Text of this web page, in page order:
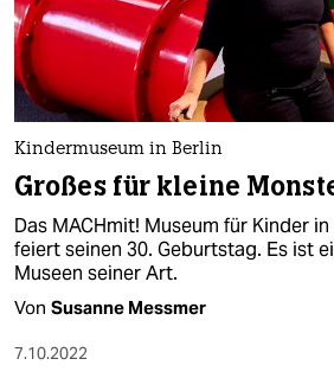
Kindermuseum in Berlin
Großes für kleine
Das MACHmit! Museum für Kinder
feiert seinen 30. Geburtstag. Es ist
Museen seiner Art.
Von Susanne Messmer
7.10.2022